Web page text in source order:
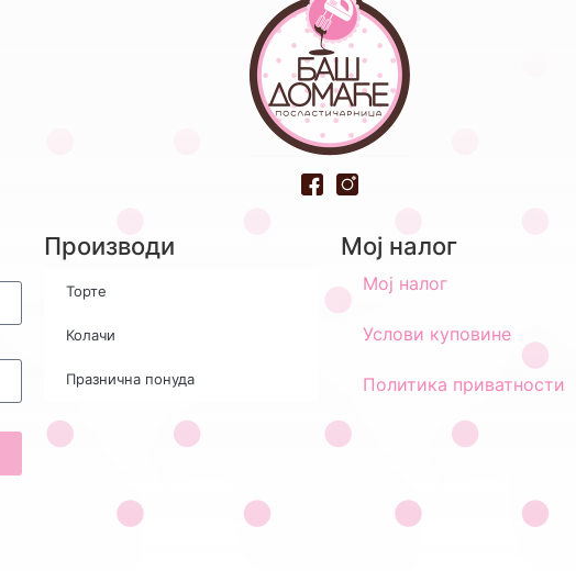
Производи
Торте
Колачи
Празнична понуда
Мој налог
Мој налог
Услови куповине
Политика приватности